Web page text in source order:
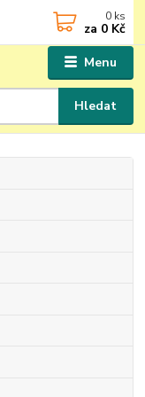
Menu
Hledat
0 ks
za 0 Kč